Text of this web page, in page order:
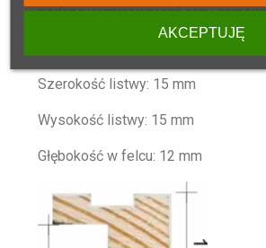
podane wymiar wpisać przy
Szerokość listwy: 15 mm
Wysokość listwy: 15 mm
Głębokość w felcu: 12 mm
AKCEPTUJĘ